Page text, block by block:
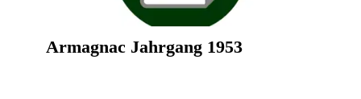
Armagnac Jahrgang 1953